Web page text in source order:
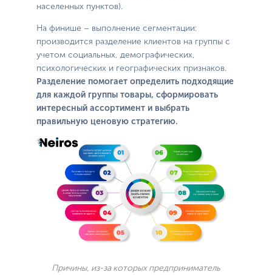
населенных пунктов).
На финише – выполнение сегментации:
производится разделение клиентов на группы с
учетом социальных, демографических,
психологических и географических признаков.
Разделение помогает определить подходящие
для каждой группы товары, сформировать
интересный ассортимент и выбрать
правильную ценовую стратегию.
Причины, из-за которых предприниматель